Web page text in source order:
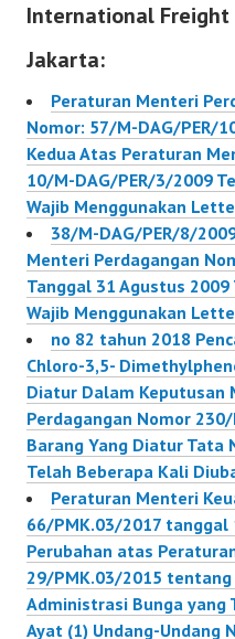
Tentang Ketentuan
Mesin, Bahan Baku Dan
Cakram Optik
International Freight
Jakarta:
Peraturan Menteri
Nomor: 57/M-DAG/PER/
Kedua Atas Peraturan
10/M-DAG/PER/3/2009
Wajib Menggunakan
38/M-DAG/PER/8/
Menteri Perdagangan
Tanggal 31 Agustus
Wajib Menggunakan
no 82 tahun 2018
Chloro-3,5-
Diatur Dalam Keputusan
Perdagangan Nomor
Barang Yang Diatur Tata
Telah Beberapa Kali
Peraturan Menteri
66/PMK.03/2017 tanggal
Perubahan atas
29/PMK.03/2015 tentang
Administrasi Bunga yang
Ayat (1) Undang-Undang